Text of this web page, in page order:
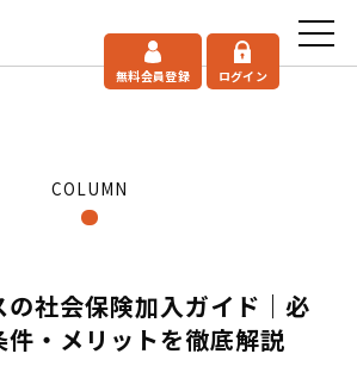
無料会員登録 ログイン
の社会保険加入ガイド｜必
件・メリットを徹底解説
COLUMN